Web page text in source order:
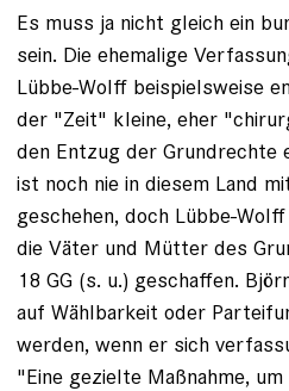
Es muss ja nicht gleich ein
sein. Die ehemalige
Lübbe-Wolff beispielsweise
der "Zeit" kleine, eher
den Entzug der Grundrechte
ist noch nie in diesem Land
geschehen, doch Lübbe-
die Väter und Mütter des
18 GG (s. u.) geschaffen.
auf Wählbarkeit oder
werden, wenn er sich
"Eine gezielte Maßnahme,